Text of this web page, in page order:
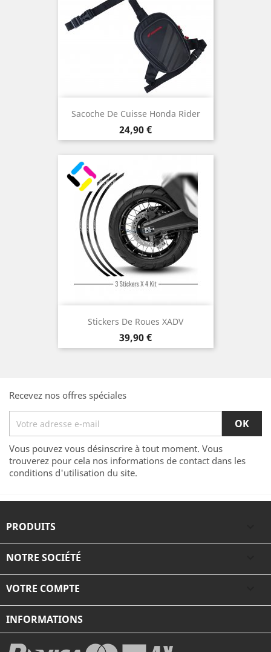
Sacoche De Cuisse Honda Rider
Prix
24,90 €
Stickers De Roues XADV
Prix
39,90 €
Recevez nos offres spéciales
Vous pouvez vous désinscrire à tout moment. Vous
trouverez pour cela nos informations de contact dans les
conditions d'utilisation du site.
PRODUITS
NOTRE SOCIÉTÉ
VOTRE COMPTE
INFORMATIONS